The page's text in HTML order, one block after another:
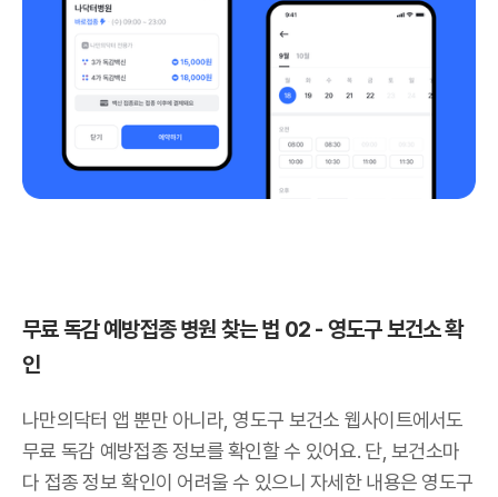
무료 독감 예방접종 병원 찾는 법 02 - 영도구 보건소 확
인
나만의닥터 앱 뿐만 아니라, 영도구 보건소 웹사이트에서도
무료 독감 예방접종 정보를 확인할 수 있어요. 단, 보건소마
다 접종 정보 확인이 어려울 수 있으니 자세한 내용은 영도구